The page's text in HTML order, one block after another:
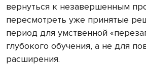
вернуться к незавершенным
пересмотреть уже принятые
период для умственной
глубокого обучения, а не для
расширения.